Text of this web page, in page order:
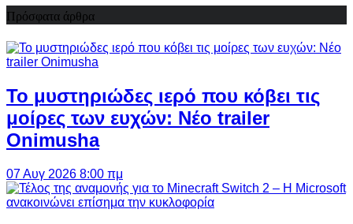
Πρόσφατα άρθρα
Το μυστηριώδες ιερό που κόβει τις
μοίρες των ευχών: Νέο trailer
Onimusha
07 Αυγ 2026 8:00 πμ